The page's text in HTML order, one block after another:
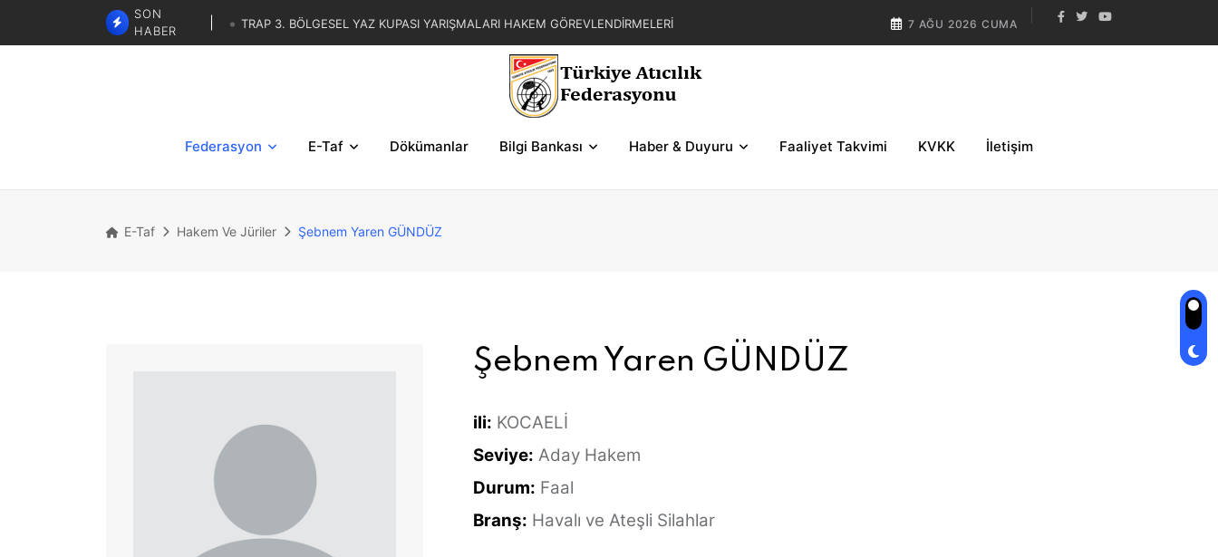
SON
HABER
TRAP 3. BÖLGESEL YAZ KUPASI YARIŞMALARI HAKEM GÖREVLENDİRMELERİ
SKEET - TRAP İBRAHİM KARASAR ZAFER KUPASI YARIŞMALARI KESİN KATILIM
TRAP 3. BÖLGESEL YAZ KUPASI YARIŞMA REGLAMANI
7 AĞU 2026 CUMA
Federasyon E-Taf Dökümanlar Bilgi Bankası Haber & Duyuru Faaliyet Takvimi KVKK İletişim
E-Taf Hakem Ve Jüriler Şebnem Yaren GÜNDÜZ
Şebnem Yaren GÜNDÜZ
ili: KOCAELİ
Seviye: Aday Hakem
Durum: Faal
Branş: Havalı ve Ateşli Silahlar